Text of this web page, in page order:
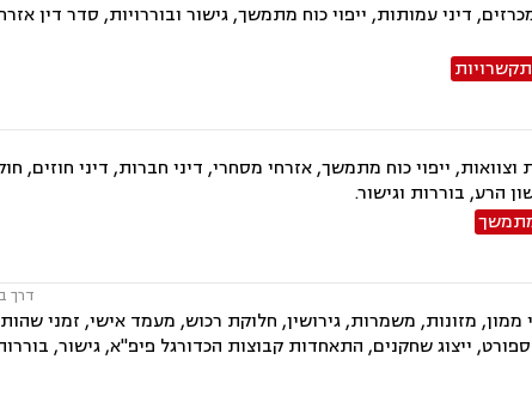
דיני עמותות, ייפוי כוח מתמשך, גישור ובוררויות, סדר דין
ייפוי כוח מתמשך, אזרחי מסחרי, דיני חברות, דיני חוזים,
הרע, בוררות וגישור.
מתמשך
דרך בר
מזונות, משמרות, גירושין, חלוקת רכוש, מעמד אישי, זמני
ספורט, ייצוג שחקנים, התאחדות קבוצות הכדורגל פיפ"א, גישור,